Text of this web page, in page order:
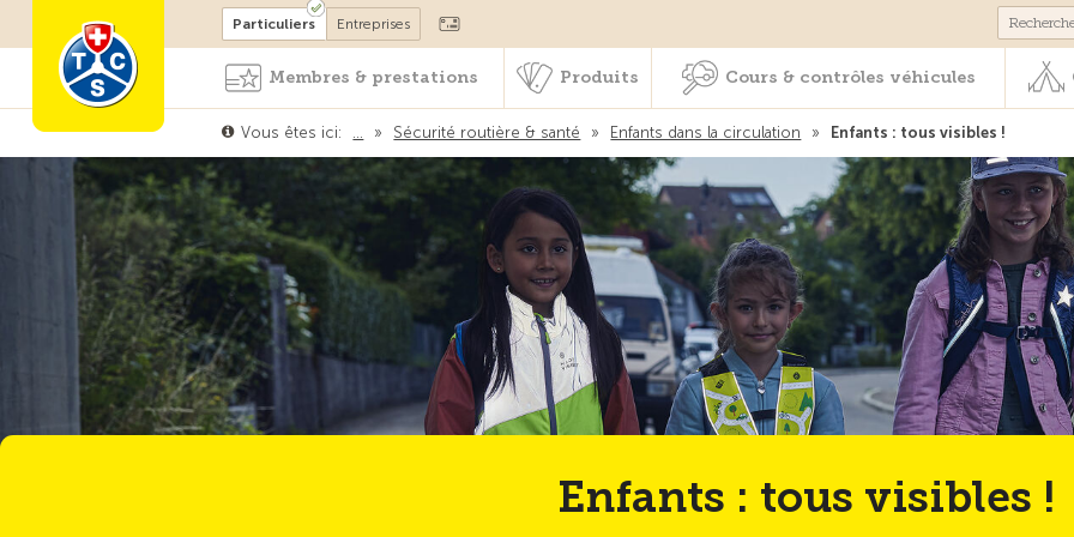
Devenir membre Cours & contrôles
Particuliers Entreprises
Membres & prestations Produits Cours & contrôles véhicules
Vous êtes ici: … » Sécurité routière & santé » Enfants dans la circulation » Enfants : tous visibles !
Enfants : tous visibles !